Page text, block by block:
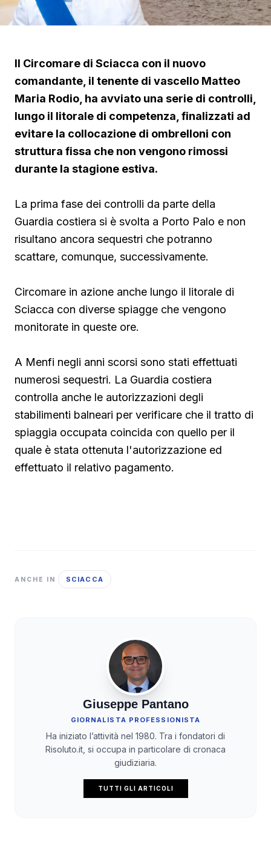
Il Circomare di Sciacca con il nuovo
comandante, il tenente di vascello Matteo
Maria Rodio, ha avviato una serie di controlli,
lungo il litorale di competenza, finalizzati ad
evitare la collocazione di ombrelloni con
struttura fissa che non vengono rimossi
durante la stagione estiva.
La prima fase dei controlli da parte della
Guardia costiera si è svolta a Porto Palo e non
risultano ancora sequestri che potranno
scattare, comunque, successivamente.
Circomare in azione anche lungo il litorale di
Sciacca con diverse spiagge che vengono
monitorate in queste ore.
A Menfi negli anni scorsi sono stati effettuati
numerosi sequestri. La Guardia costiera
controlla anche le autorizzazioni degli
stabilimenti balneari per verificare che il tratto di
spiaggia occupata coincida con quello per il
quale è stata ottenuta l'autorizzazione ed
effettuato il relativo pagamento.
ANCHE IN SCIACCA
Giuseppe Pantano
GIORNALISTA PROFESSIONISTA
Ha iniziato l’attività nel 1980. Tra i fondatori di
Risoluto.it, si occupa in particolare di cronaca
giudiziaria.
TUTTI GLI ARTICOLI